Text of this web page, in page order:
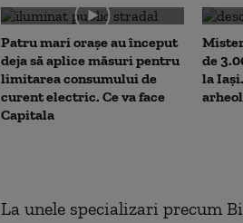
0
secondsVolume
90%
Patru mari orașe au început
deja să aplice măsuri pentru
limitarea consumului de
curent electric. Ce va face
Capitala
de
la
La unele specializari precum